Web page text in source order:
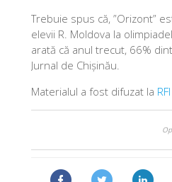
Trebuie spus că, ”Orizont”
elevii R. Moldova la
arată că anul trecut, 66%
Jurnal de Chișinău.
Materialul a fost difuzat la